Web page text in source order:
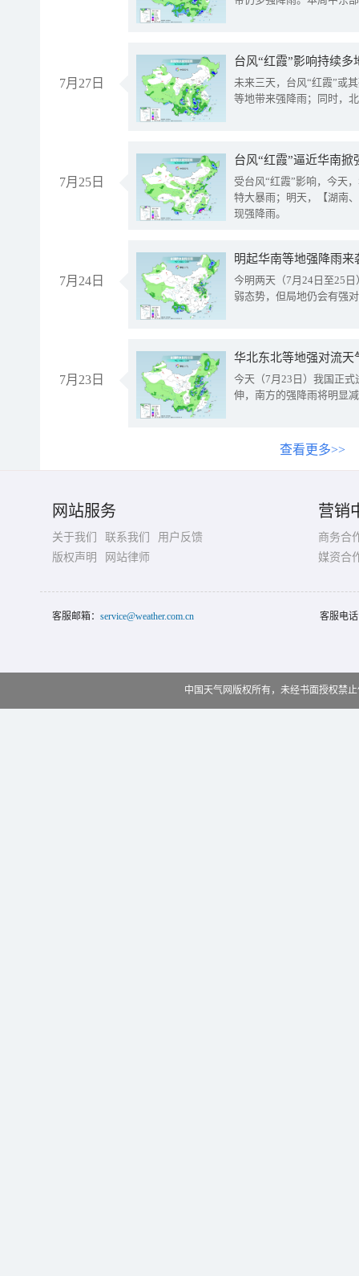
7月27日
台风“红霞”影响持续
未来三天，台风“红霞”或
等地带来强降雨；同时，
7月25日
台风“红霞”逼近华南
受台风“红霞”影响，今天
特大暴雨；明天，【湖南
现强降雨。
7月24日
明起华南等地强降雨
今明两天（7月24日至25
弱态势，但局地仍会有强
7月23日
华北东北等地强对流天
今天（7月23日）我国正
伸，南方的强降雨将明显
查看更多>>
网站服务
关于我们 联系我们
用户反馈
版权声明
网站律师
营销
商务合
媒资合
客服邮箱： service@weather.com.cn 客服电
中国天气网版权所有，未经书面授权